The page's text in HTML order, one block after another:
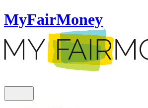
MyFairMoney